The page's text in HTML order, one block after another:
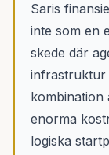
Saris
inte som en
skede där
kombination
enorma
logiska